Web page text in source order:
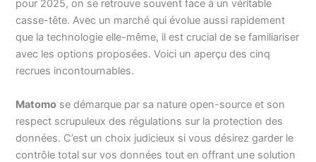
pour 2025, on se retrouve souvent face à un véritable
casse-tête. Avec un marché qui évolue aussi rapidement
que la technologie elle-même, il est crucial de se familiariser
avec les options proposées. Voici un aperçu des cinq
recrues incontournables.
Matomo se démarque par sa nature open-source et son
respect scrupuleux des régulations sur la protection des
données. C’est un choix judicieux si vous désirez garder le
contrôle total sur vos données tout en offrant une solution